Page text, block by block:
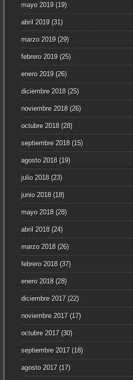
mayo 2019(19)
abril 2019(31)
marzo 2019(29)
febrero 2019(25)
enero 2019(26)
diciembre 2018(25)
noviembre 2018(26)
octubre 2018(28)
septiembre 2018(15)
agosto 2018(19)
julio 2018(23)
junio 2018(18)
mayo 2018(28)
abril 2018(24)
marzo 2018(26)
febrero 2018(37)
enero 2018(28)
diciembre 2017(22)
noviembre 2017(17)
octubre 2017(30)
septiembre 2017(18)
agosto 2017(17)